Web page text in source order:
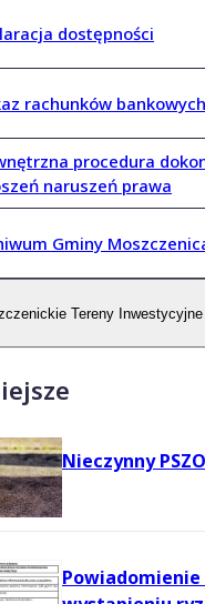
dostępności
rachunków bankowych
procedura
naruszeń prawa
Gminy
Tereny Inwestycyjne
Nieczynny
Powiadomienie